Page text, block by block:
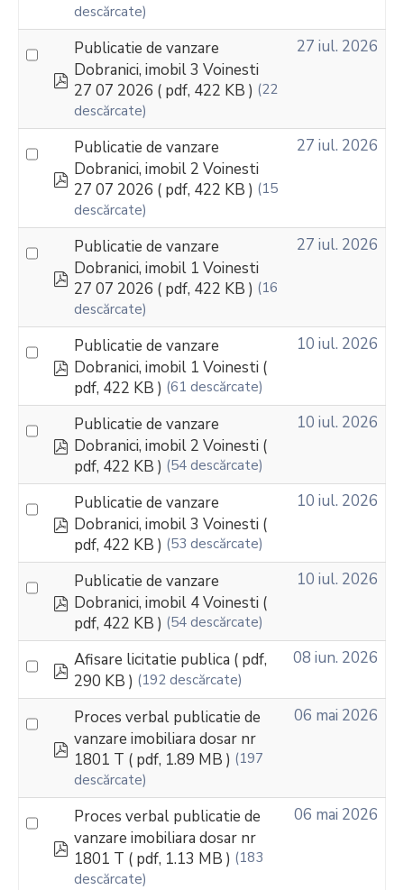
descărcate)
pdf
Publicatie de vanzare
Dobranici, imobil 3 Voinesti
27 07 2026 ( pdf, 422 KB ) (22
descărcate)
27 iul. 2026
pdf
Publicatie de vanzare
Dobranici, imobil 2 Voinesti
27 07 2026 ( pdf, 422 KB ) (15
descărcate)
27 iul. 2026
pdf
Publicatie de vanzare
Dobranici, imobil 1 Voinesti
27 07 2026 ( pdf, 422 KB ) (16
descărcate)
27 iul. 2026
pdf
Publicatie de vanzare
Dobranici, imobil 1 Voinesti (
pdf, 422 KB ) (61 descărcate)
10 iul. 2026
pdf
Publicatie de vanzare
Dobranici, imobil 2 Voinesti (
pdf, 422 KB ) (54 descărcate)
10 iul. 2026
pdf
Publicatie de vanzare
Dobranici, imobil 3 Voinesti (
pdf, 422 KB ) (53 descărcate)
10 iul. 2026
pdf
Publicatie de vanzare
Dobranici, imobil 4 Voinesti (
pdf, 422 KB ) (54 descărcate)
10 iul. 2026
pdf
Afisare licitatie publica ( pdf,
290 KB ) (192 descărcate)
08 iun. 2026
pdf
Proces verbal publicatie de
vanzare imobiliara dosar nr
1801 T ( pdf, 1.89 MB ) (197
descărcate)
06 mai 2026
pdf
Proces verbal publicatie de
vanzare imobiliara dosar nr
1801 T ( pdf, 1.13 MB ) (183
descărcate)
06 mai 2026